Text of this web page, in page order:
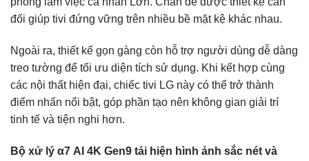
đối giúp tivi đứng vững trên nhiều bề mặt kệ khác nhau.
Ngoài ra, thiết kế gọn gàng còn hỗ trợ người dùng dễ dàng
treo tường để tối ưu diện tích sử dụng. Khi kết hợp cùng
các nội thất hiện đại, chiếc tivi LG này có thể trở thành
điểm nhấn nổi bật, góp phần tạo nên không gian giải trí
tinh tế và tiện nghi hơn.
Bộ xử lý α7 AI 4K Gen9 tái hiện hình ảnh sắc nét và